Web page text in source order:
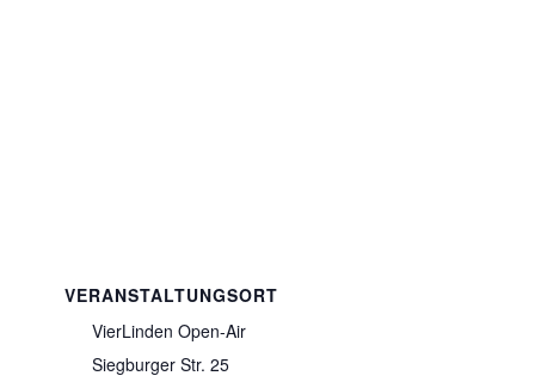
VERANSTALTUNGSORT
VierLinden Open-Air
Siegburger Str. 25